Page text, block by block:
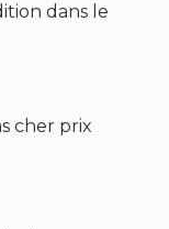
dans le
cher prix